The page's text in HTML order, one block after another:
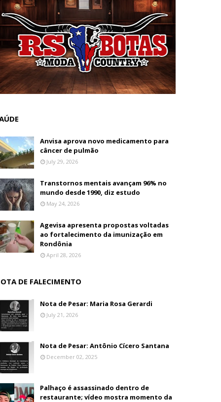
Anvisa aprova novo medicamento para
câncer de pulmão
July 29, 2026
Transtornos mentais avançam 96% no
mundo desde 1990, diz estudo
May 24, 2026
Agevisa apresenta propostas voltadas
ao fortalecimento da imunização em
Rondônia
April 28, 2026
DE FALECIMENTO
Nota de Pesar: Maria Rosa Gerardi
July 21, 2026
Nota de Pesar: Antônio Cícero Santana
December 02, 2025
Palhaço é assassinado dentro de
restaurante; vídeo mostra momento da